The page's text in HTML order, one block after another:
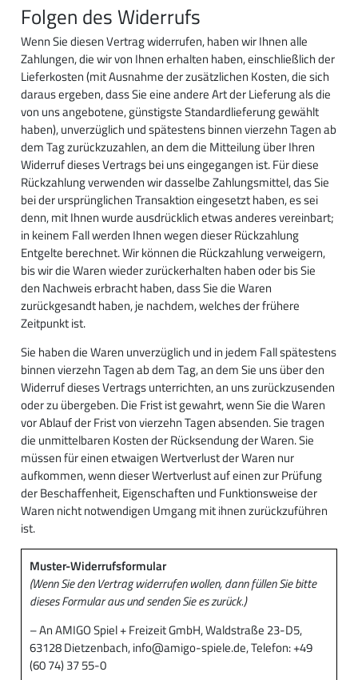
Folgen des Widerrufs
Wenn Sie diesen Vertrag widerrufen, haben wir Ihnen alle
Zahlungen, die wir von Ihnen erhalten haben, einschließlich der
Lieferkosten (mit Ausnahme der zusätzlichen Kosten, die sich
daraus ergeben, dass Sie eine andere Art der Lieferung als die
von uns angebotene, günstigste Standardlieferung gewählt
haben), unverzüglich und spätestens binnen vierzehn Tagen ab
dem Tag zurückzuzahlen, an dem die Mitteilung über Ihren
Widerruf dieses Vertrags bei uns eingegangen ist. Für diese
Rückzahlung verwenden wir dasselbe Zahlungsmittel, das Sie
bei der ursprünglichen Transaktion eingesetzt haben, es sei
denn, mit Ihnen wurde ausdrücklich etwas anderes vereinbart;
in keinem Fall werden Ihnen wegen dieser Rückzahlung
Entgelte berechnet. Wir können die Rückzahlung verweigern,
bis wir die Waren wieder zurückerhalten haben oder bis Sie
den Nachweis erbracht haben, dass Sie die Waren
zurückgesandt haben, je nachdem, welches der frühere
Zeitpunkt ist.
Sie haben die Waren unverzüglich und in jedem Fall spätestens
binnen vierzehn Tagen ab dem Tag, an dem Sie uns über den
Widerruf dieses Vertrags unterrichten, an uns zurückzusenden
oder zu übergeben. Die Frist ist gewahrt, wenn Sie die Waren
vor Ablauf der Frist von vierzehn Tagen absenden. Sie tragen
die unmittelbaren Kosten der Rücksendung der Waren. Sie
müssen für einen etwaigen Wertverlust der Waren nur
aufkommen, wenn dieser Wertverlust auf einen zur Prüfung
der Beschaffenheit, Eigenschaften und Funktionsweise der
Waren nicht notwendigen Umgang mit ihnen zurückzuführen
ist.
Muster-Widerrufsformular
(Wenn Sie den Vertrag widerrufen wollen, dann füllen Sie bitte
dieses Formular aus und senden Sie es zurück.)
– An AMIGO Spiel + Freizeit GmbH, Waldstraße 23-D5,
63128 Dietzenbach, info@amigo-spiele.de, Telefon: +49
(60 74) 37 55-0